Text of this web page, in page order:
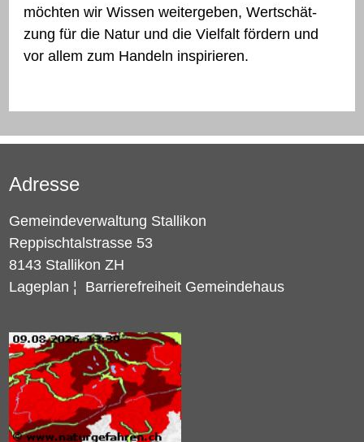
möchten wir Wissen weitergeben, Wertschät-
zung für die Natur und die Vielfalt fördern und
vor allem zum Handeln inspirieren.
Adresse
Gemeindeverwaltung Stallikon
Reppischtalstrasse 53
8143 Stallikon ZH
Lageplan ¦ Barrierefreiheit Gemeindehaus